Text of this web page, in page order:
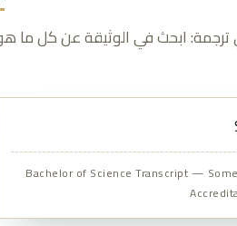
ابحث في الوثيقة عن كل ما
Bachelor of Science Transcript —